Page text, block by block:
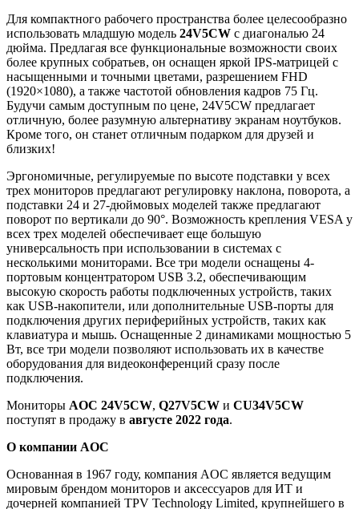
Для компактного рабочего пространства более целесообразно
использовать младшую модель 24V5CW с диагональю 24
дюйма. Предлагая все функциональные возможности своих
более крупных собратьев, он оснащен яркой IPS-матрицей с
насыщенными и точными цветами, разрешением FHD
(1920×1080), а также частотой обновления кадров 75 Гц.
Будучи самым доступным по цене, 24V5CW предлагает
отличную, более разумную альтернативу экранам ноутбуков.
Кроме того, он станет отличным подарком для друзей и
близких!
Эргономичные, регулируемые по высоте подставки у всех
трех мониторов предлагают регулировку наклона, поворота, а
подставки 24 и 27-дюймовых моделей также предлагают
поворот по вертикали до 90°. Возможность крепления VESA у
всех трех моделей обеспечивает еще большую
универсальность при использовании в системах с
несколькими мониторами. Все три модели оснащены 4-
портовым концентратором USB 3.2, обеспечивающим
высокую скорость работы подключенных устройств, таких
как USB-накопители, или дополнительные USB-порты для
подключения других периферийных устройств, таких как
клавиатура и мышь. Оснащенные 2 динамиками мощностью 5
Вт, все три модели позволяют использовать их в качестве
оборудования для видеоконференций сразу после
подключения.
Мониторы AOC 24V5CW, Q27V5CW и CU34V5CW
поступят в продажу в августе 2022 года.
О компании AOC
Основанная в 1967 году, компания AOC является ведущим
мировым брендом мониторов и аксессуаров для ИТ и
дочерней компанией TPV Technology Limited, крупнейшего в